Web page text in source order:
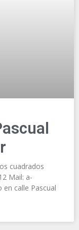
cuadrados
Mail: a-
en calle Pascual